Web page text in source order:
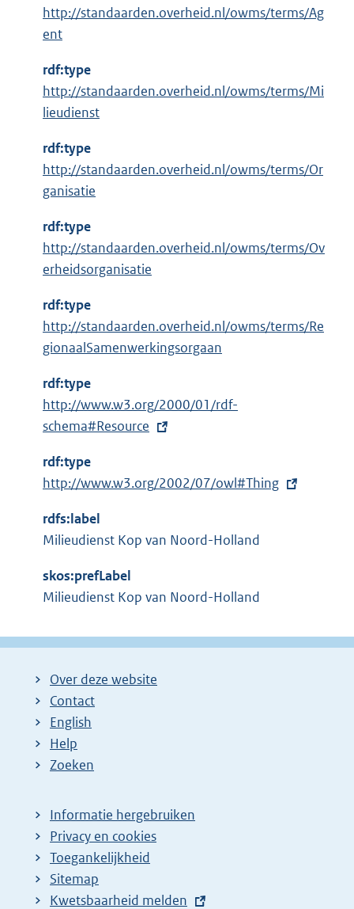
e
r
e
l
n
k
:
http://standaarden.overheid.nl/owms/terms/Ag
ent
rdf:type
http://standaarden.overheid.nl/owms/terms/Mi
lieudienst
rdf:type
http://standaarden.overheid.nl/owms/terms/Or
ganisatie
rdf:type
http://standaarden.overheid.nl/owms/terms/Ov
erheidsorganisatie
rdf:type
http://standaarden.overheid.nl/owms/terms/Re
gionaalSamenwerkingsorgaan
rdf:type
E
x
e
r
e
i
n
:
http://www.w3.org/2000/01/rdf-
schema#Resource
rdf:type
E
t
e
n
l
http://www.w3.org/2002/07/owl#Thing
rdfs:label
Milieudienst Kop van Noord-Holland
skos:prefLabel
Milieudienst Kop van Noord-Holland
Over deze website
Contact
English
Help
Zoeken
Informatie hergebruiken
Privacy en cookies
Toegankelijkheid
Sitemap
E
Kwetsbaarheid melden